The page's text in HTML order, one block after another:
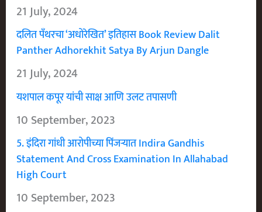
21 July, 2024
दलित पँथरचा ‘अधोरेखित’ इतिहास Book Review Dalit
Panther Adhorekhit Satya By Arjun Dangle
21 July, 2024
यशपाल कपूर यांची साक्ष आणि उलट तपासणी
10 September, 2023
5. इंदिरा गांधी आरोपीच्या पिंजऱ्यात Indira Gandhis
Statement And Cross Examination In Allahabad
High Court
10 September, 2023